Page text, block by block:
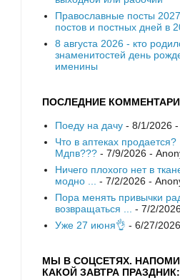
Православные посты
постов и постных дней в
8 августа 2026 - кто
знаменитостей день
именины
ПОСЛЕДНИЕ
Поеду на дачу- 8/1/2026
Что в аптеках продается?
Мдпв???- 7/9/2026 -
Ничего плохого нет в
модно ... - 7/2/2026 -
Пора менять привычки
возвращаться ... - 7/2/2026
Уже 27 июня👌 - 6/27/2026
МЫ В СОЦСЕТЯХ.
КАКОЙ ЗАВТРА ПРАЗДНИК: